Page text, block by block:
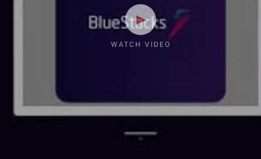
WATCH VIDEO